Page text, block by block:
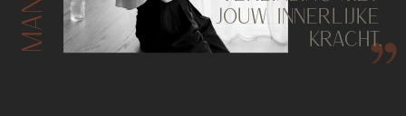
JOUW INNERLIJKE
KRACHT.